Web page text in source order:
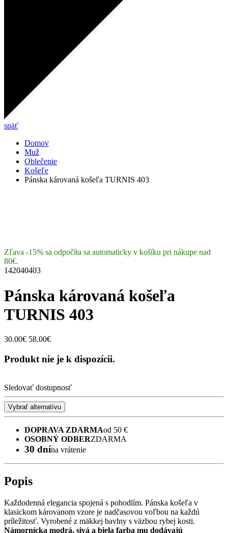
späť
Domov
Muž
Oblečenie
Košeľe
Pánska károvaná košeľa TURNIS 403
Zľava -15% sa odpočíta sa automaticky v košíku pri nákupe nad
80€.
142040403
Pánska károvaná košeľa
TURNIS 403
30.00€ 58.00€
Produkt nie je k dispozícii.
Sledovať dostupnosť
Vybrať alternatívu
DOPRAVA ZDARMAod 50 €
OSOBNÝ ODBERZDARMA
30 dnína vrátenie
Popis
Každodenná elegancia spojená s pohodlím. Pánska košeľa v
klasickom károvanom vzore je nadčasovou voľbou na každú
príležitosť. Vyrobené z mäkkej bavlny s väzbou rybej kosti.
Námornícka modrá, sivá a biela farba mu dodávajú